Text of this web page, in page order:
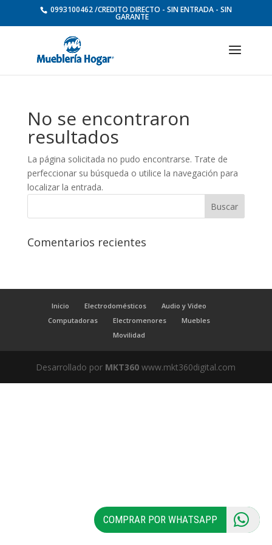
0993100462 /CREDITO DIRECTO - SIN ENTRADA - SIN
GARANTE
No se encontraron
resultados
La página solicitada no pudo encontrarse. Trate de
perfeccionar su búsqueda o utilice la navegación para
localizar la entrada.
Comentarios recientes
Inicio Electrodomésticos
Audio y Video
Computadoras
Electromenores
Muebles
Movilidad
Desarrollado por MKT360 www.mkt360digital.com
COMPRAR POR WHATSAPP